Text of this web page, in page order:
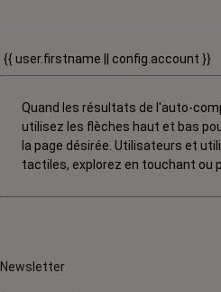
{{ user.firstname || config.account }}
Quand les résultats de l'auto-
utilisez les flèches haut et bas
la page désirée. Utilisateurs et
tactiles, explorez en touchant ou
Newsletter